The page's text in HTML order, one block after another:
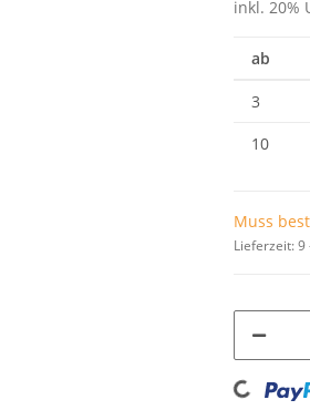
inkl. 20%
ab
3
10
Muss
Lieferzeit:9
Loading...